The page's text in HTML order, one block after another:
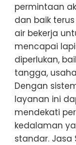
permintaan
dan baik
air bekerja
mencapai
diperlukan,
tangga,
Dengan
layanan ini
mendekati
kedalaman
standar. Jasa